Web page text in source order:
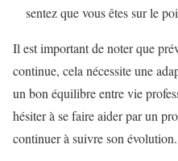
sentez que vous êtes sur le
Il est important de noter que
continue, cela nécessite une
un bon équilibre entre vie
hésiter à se faire aider par un
continuer à suivre son évolution.